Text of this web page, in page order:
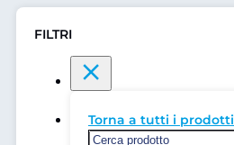
FILTRI
Torna a tutti i prodotti